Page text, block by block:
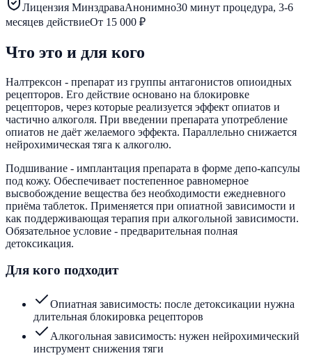
Лицензия МинздраваАнонимно30 минут процедура, 3-6
месяцев действиеОт 15 000 ₽
Что это и для кого
Налтрексон - препарат из группы антагонистов опиоидных
рецепторов. Его действие основано на блокировке
рецепторов, через которые реализуется эффект опиатов и
частично алкоголя. При введении препарата употребление
опиатов не даёт желаемого эффекта. Параллельно снижается
нейрохимическая тяга к алкоголю.
Подшивание - имплантация препарата в форме депо-капсулы
под кожу. Обеспечивает постепенное равномерное
высвобождение вещества без необходимости ежедневного
приёма таблеток. Применяется при опиатной зависимости и
как поддерживающая терапия при алкогольной зависимости.
Обязательное условие - предварительная полная
детоксикация.
Для кого подходит
Опиатная зависимость: после детоксикации нужна
длительная блокировка рецепторов
Алкогольная зависимость: нужен нейрохимический
инструмент снижения тяги